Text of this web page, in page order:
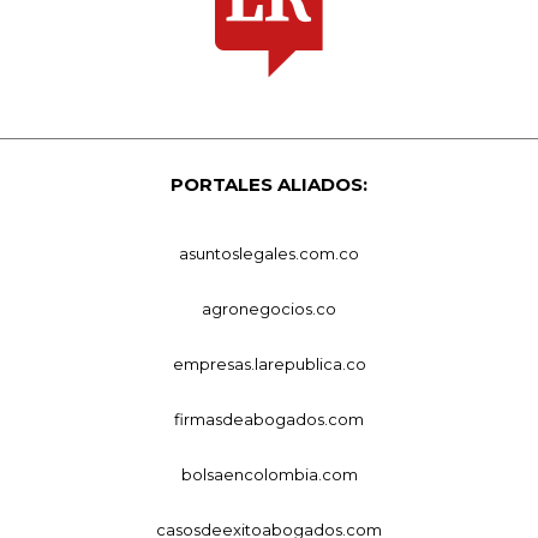
PORTALES ALIADOS:
asuntoslegales.com.co
agronegocios.co
empresas.larepublica.co
firmasdeabogados.com
bolsaencolombia.com
casosdeexitoabogados.com